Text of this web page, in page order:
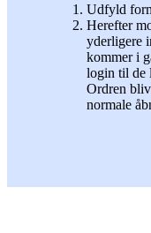
Udfyld
Herefter
yderligere
kommer i
login til de
Ordren
normale